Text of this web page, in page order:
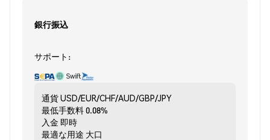
銀行振込
サポート:
通貨USD/EUR/CHF/AUD/GBP/JPY
最低手数料0.08%
入金 即時
最適な用途 大口